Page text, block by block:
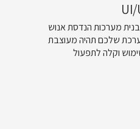
UI/
20 שנה בבנית מערכות הנדסת אנוש
שלכם תהיה מעוצבת
וקלה לתפעול